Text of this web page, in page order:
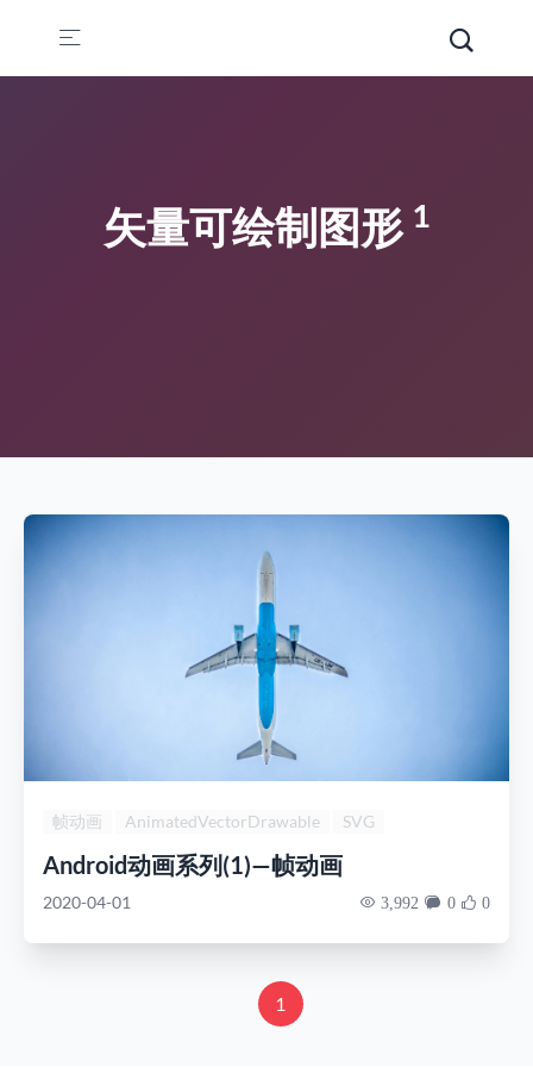
矢量可绘制图形 1
帧动画 AnimatedVectorDrawable SVG
Android动画系列(1)—帧动画
2020-04-01 3,992 0 0
1